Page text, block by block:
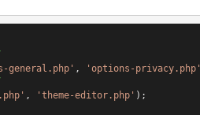
general.php' , 'options-privacy.php'
, 'theme-editor.php' );